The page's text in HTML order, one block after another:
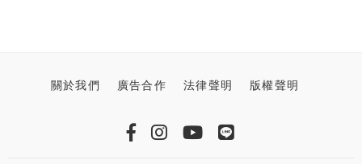
關於我們 廣告合作 法律聲明 版權聲明